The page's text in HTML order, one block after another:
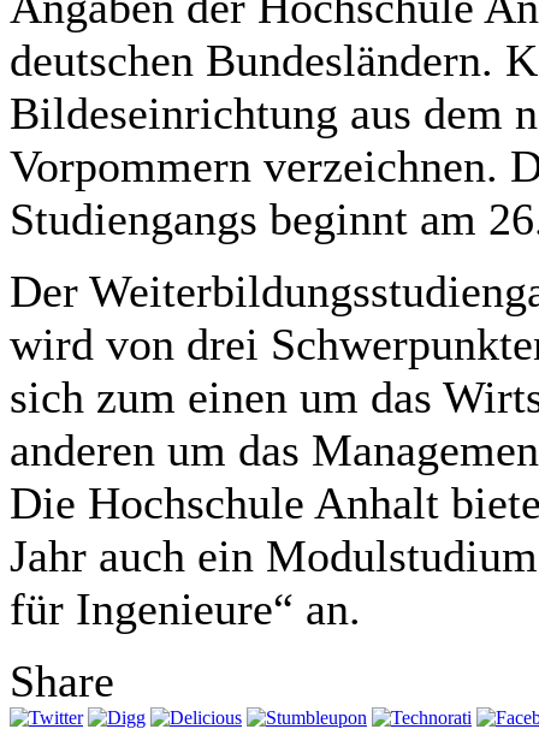
deutschen Bundesländern.
Bildeseinrichtung aus dem
Vorpommern verzeichnen.
Studiengangs beginnt am
Der
wird von drei
sich zum einen um das
anderen um das
Die Hochschule Anhalt
Jahr auch ein
für Ingenieure“ an.
Share